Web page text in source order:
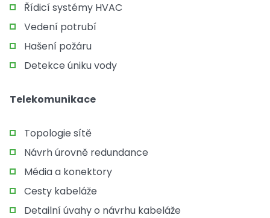
Řídicí systémy HVAC
Vedení potrubí
Hašení požáru
Detekce úniku vody
Telekomunikace
Topologie sítě
Návrh úrovně redundance
Média a konektory
Cesty kabeláže
Detailní úvahy o návrhu kabeláže